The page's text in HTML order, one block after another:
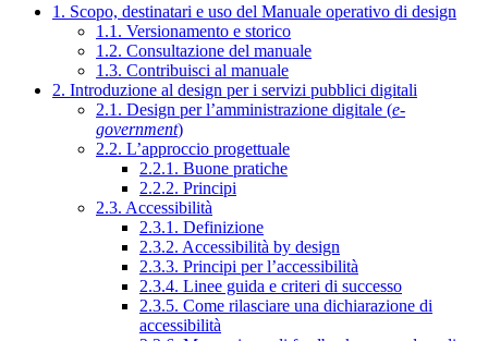
1. Scopo, destinatari e uso del Manuale operativo di design
1.1. Versionamento e storico
1.2. Consultazione del manuale
1.3. Contribuisci al manuale
2. Introduzione al design per i servizi pubblici digitali
2.1. Design per l’amministrazione digitale (e-
government)
2.2. L’approccio progettuale
2.2.1. Buone pratiche
2.2.2. Principi
2.3. Accessibilità
2.3.1. Definizione
2.3.2. Accessibilità by design
2.3.3. Principi per l’accessibilità
2.3.4. Linee guida e criteri di successo
2.3.5. Come rilasciare una dichiarazione di
accessibilità